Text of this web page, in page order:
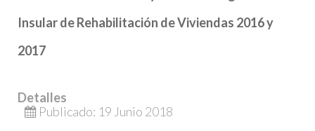
Insular de Rehabilitación de Viviendas 2016 y
2017
Detalles
Publicado: 19 Junio 2018